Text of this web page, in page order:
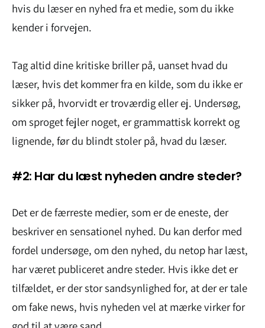
hvis du læser en nyhed fra et medie, som du ikke
kender i forvejen.
Tag altid dine kritiske briller på, uanset hvad du
læser, hvis det kommer fra en kilde, som du ikke er
sikker på, hvorvidt er troværdig eller ej. Undersøg,
om sproget fejler noget, er grammattisk korrekt og
lignende, før du blindt stoler på, hvad du læser.
#2: Har du læst nyheden andre steder?
Det er de færreste medier, som er de eneste, der
beskriver en sensationel nyhed. Du kan derfor med
fordel undersøge, om den nyhed, du netop har læst,
har været publiceret andre steder. Hvis ikke det er
tilfældet, er der stor sandsynlighed for, at der er tale
om fake news, hvis nyheden vel at mærke virker for